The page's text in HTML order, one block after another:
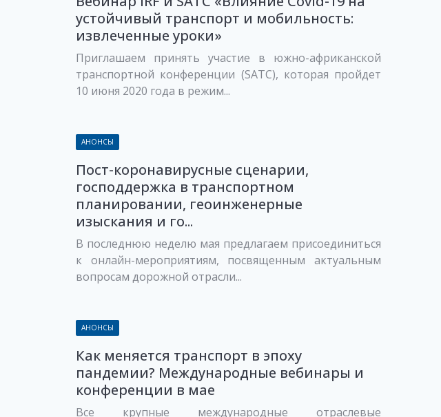
устойчивый транспорт и мобильность:
извлеченные уроки»
Приглашаем принять участие в южно-африканской
транспортной конференции (SATC), которая пройдет
10 июня 2020 года в режим...
АНОНСЫ
Пост-коронавирусные сценарии,
господдержка в транспортном
планировании, геоинженерные
изыскания и го...
В последнюю неделю мая предлагаем присоединиться
к онлайн-мероприятиям, посвященным актуальным
вопросам дорожной отрасли...
АНОНСЫ
Как меняется транспорт в эпоху
пандемии? Международные вебинары и
конференции в мае
Все крупные международные отраслевые